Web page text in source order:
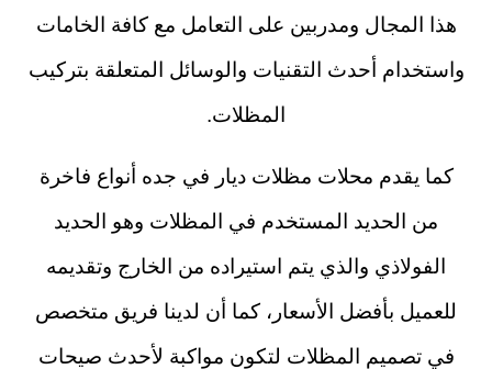
هذا المجال ومدربين على التعامل مع كافة الخامات
واستخدام أحدث التقنيات والوسائل المتعلقة بتركيب
المظلات.
كما يقدم محلات مظلات ديار في جده أنواع فاخرة
من الحديد المستخدم في المظلات وهو الحديد
الفولاذي والذي يتم استيراده من الخارج وتقديمه
للعميل بأفضل الأسعار، كما أن لدينا فريق متخصص
في تصميم المظلات لتكون مواكبة لأحدث صيحات